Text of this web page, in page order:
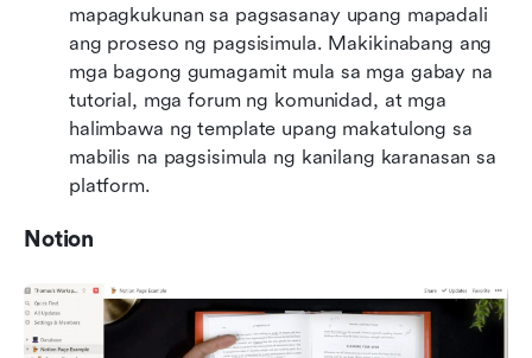
mapagkukunan sa pagsasanay upang mapadali
ang proseso ng pagsisimula. Makikinabang ang
mga bagong gumagamit mula sa mga gabay na
tutorial, mga forum ng komunidad, at mga
halimbawa ng template upang makatulong sa
mabilis na pagsisimula ng kanilang karanasan sa
platform.
Notion